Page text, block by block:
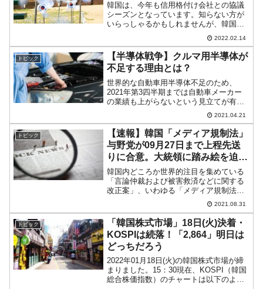
韓国は、今年も信用格付け会社との協議
シーズンとなっています。知らない方が
いらっしゃるかもしれませんが、韓国は
毎年信用格付け会社とネゴネゴするとい
う不思議な国なのです。日和った
『Fitch（フィッチ）』はすでに韓国の格
付けを「AA-」に据え置...
2022.02.14
トピック
【半導体戦争】クルマ用半導体が
不足する理由とは？
世界的な自動車用半導体不足のため、
2021年第3四半期までは自動車メーカー
の業績も上がらないという見立てが有力
になっております。車載用半導体は特別
な製品！おいそれと参入できるものでは
ないでは、なぜこのように車載用半導体
の供給が逼迫するのでし...
2021.04.21
トピック
【速報】韓国「メディア規制法」
与野党が09月27日まで上程先送
りに合意。大統領に踏み絵を迫る
要求も
韓国内どころか世界的注目を集めている
「言論仲裁および被害救済などに関する
改正案」、いわゆる「メディア規制法」
ですが、まだ本会議で可決されていませ
ん。2021年08月31日の午後、政府与党
『共に民主党』と野党『国民の力』の院
内代表が合意書に署...
2021.08.31
トピック
「韓国株式市場」18日(火)決着・
KOSPIは続落！「2,864」明日は
どっちだろう
2022年01月18日(火)の韓国株式市場が締
まりました。15：30現在、KOSPI（韓国
総合株価指数）のチャートは以下のよう